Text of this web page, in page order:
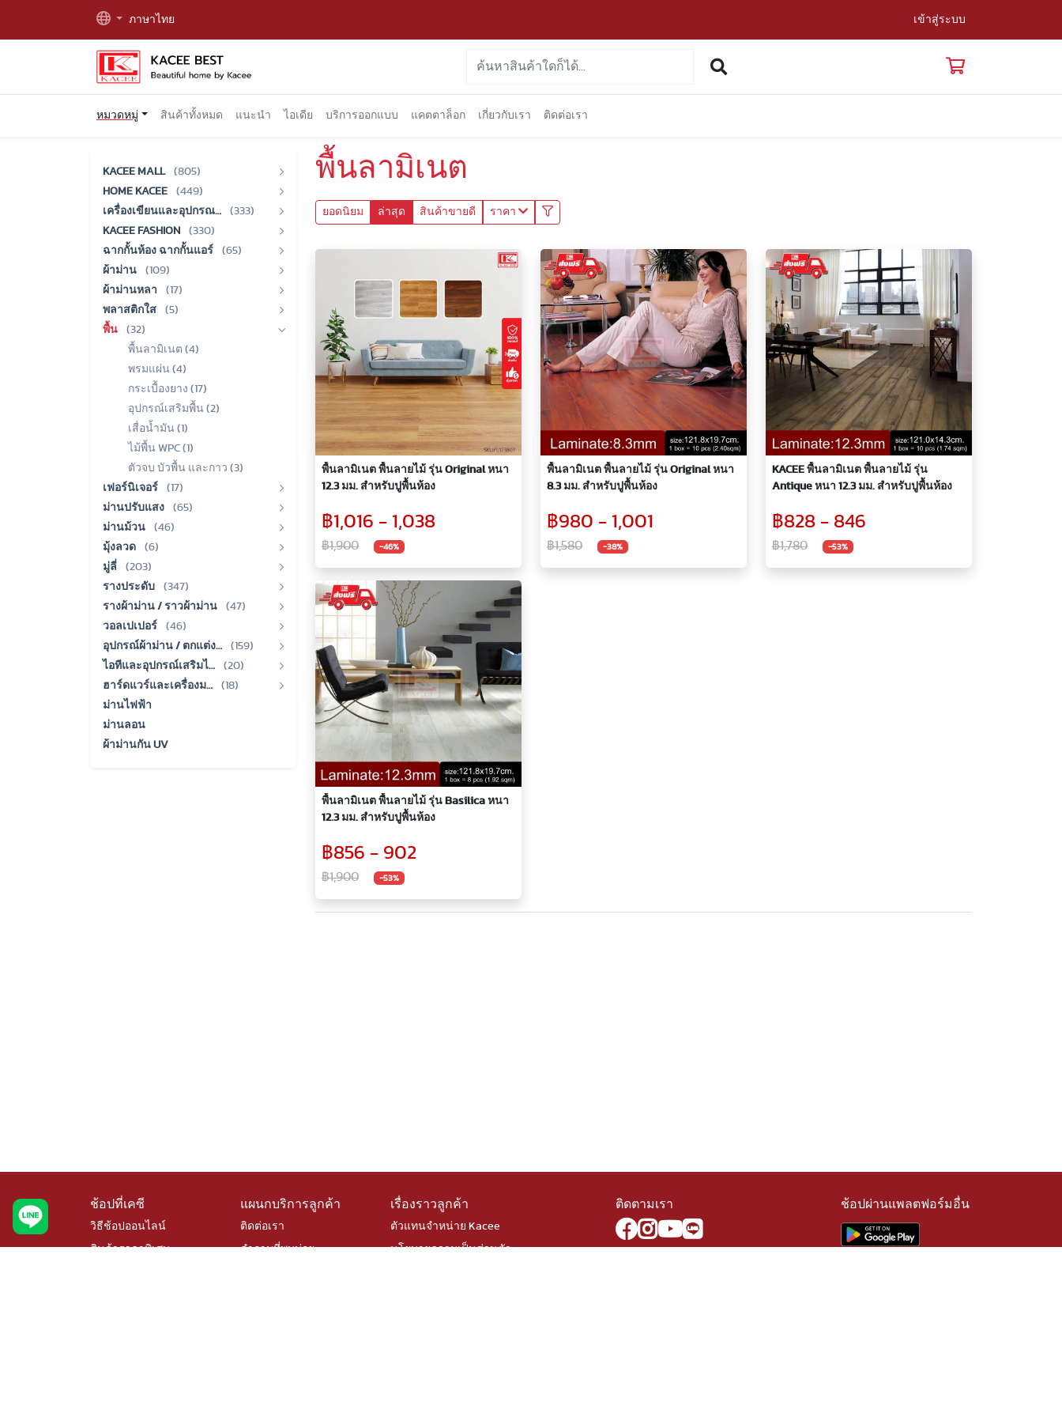
ภาษาไทย เข้าสู่ระบบ
หมวดหมู่ สินค้าทั้งหมด แนะนำ ไอเดีย บริการออกแบบ แคตตาล็อก เกี่ยวกับเรา ติดต่อเรา
KACEE MALL
(805)
HOME KACEE
(449)
เครื่องเขียนและอุปกรณ…
(333)
KACEE FASHION
(330)
ฉากกั้นห้อง ฉากกั้นแอร์
(65)
ผ้าม่าน
(109)
ผ้าม่านหลา
(17)
พลาสติกใส
(5)
พื้น
(32)
พื้นลามิเนต (4)
พรมแผ่น (4)
กระเบื้องยาง (17)
อุปกรณ์เสริมพื้น (2)
เสื่อน้ำมัน (1)
ไม้พื้น WPC (1)
ตัวจบ บัวพื้น และกาว (3)
เฟอร์นิเจอร์
(17)
ม่านปรับแสง
(65)
ม่านม้วน
(46)
มุ้งลวด
(6)
มู่ลี่
(203)
รางประดับ
(347)
รางผ้าม่าน / ราวผ้าม่าน
(47)
วอลเปเปอร์
(46)
อุปกรณ์ผ้าม่าน / ตกแต่ง…
(159)
ไอทีและอุปกรณ์เสริมไ…
(20)
ฮาร์ดแวร์และเครื่องม…
(18)
ม่านไฟฟ้า
ม่านลอน
ผ้าม่านกัน UV
พื้นลามิเนต
ยอดนิยม ล่าสุด สินค้าขายดี ราคา
พื้นลามิเนต พื้นลายไม้ รุ่น Original หนา
12.3 มม. สำหรับปูพื้นห้อง
฿1,016 - 1,038
฿1,900 -46%
พื้นลามิเนต พื้นลายไม้ รุ่น Original หนา
8.3 มม. สำหรับปูพื้นห้อง
฿980 - 1,001
฿1,580 -38%
KACEE พื้นลามิเนต พื้นลายไม้ รุ่น
Antique หนา 12.3 มม. สำหรับปูพื้นห้อง
฿828 - 846
฿1,780 -53%
พื้นลามิเนต พื้นลายไม้ รุ่น Basilica หนา
12.3 มม. สำหรับปูพื้นห้อง
฿856 - 902
฿1,900 -53%
ช้อปที่เคซี
วิธีช้อปออนไลน์
สินค้าราคาพิเศษ
แผนกบริการลูกค้า
ติดต่อเรา
คำถามที่พบบ่อย
เรื่องราวลูกค้า
ตัวแทนจำหน่าย Kacee
นโยบายความเป็นส่วนตัว
ติดตามเรา ช้อปผ่านแพลตฟอร์มอื่น